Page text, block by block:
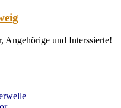
Angehörige und Interssierte!